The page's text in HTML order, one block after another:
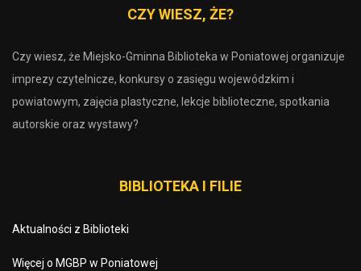
CZY WIESZ, ŻE?
Czy wiesz, że Miejsko-Gminna Biblioteka w Poniatowej organizuje
imprezy czytelnicze, konkursy o zasięgu wojewódzkim i
powiatowym, zajęcia plastyczne, lekcje biblioteczne, spotkania
autorskie oraz wystawy?
BIBLIOTEKA I FILIE
Aktualności z Biblioteki
Więcej o MGBP w Poniatowej